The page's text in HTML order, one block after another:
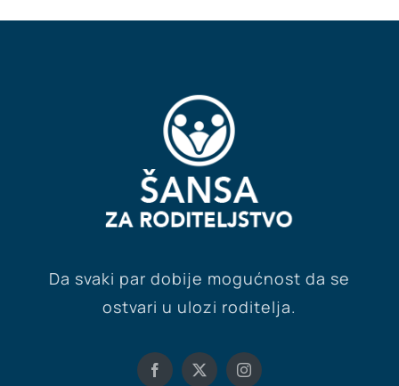
Da svaki par dobije mogućnost da se
ostvari u ulozi roditelja.